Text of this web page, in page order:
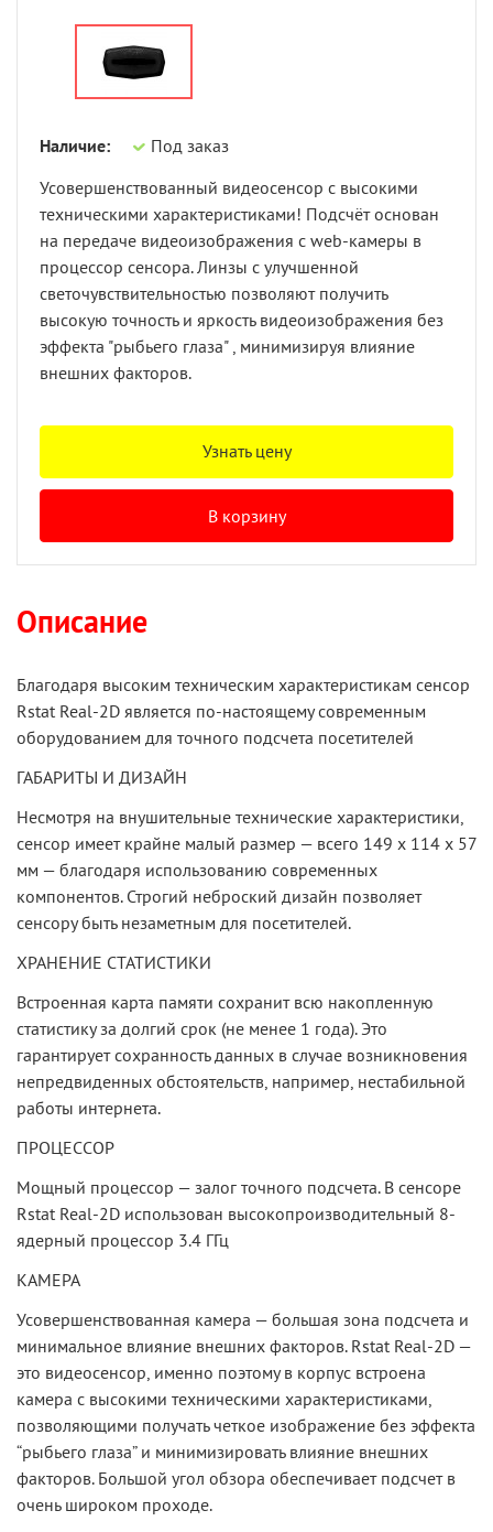
Наличие:
Под заказ
Усовершенствованный видеосенсор с высокими
техническими характеристиками! Подсчёт основан
на передаче видеоизображения с web-камеры в
процессор сенсора. Линзы с улучшенной
светочувствительностью позволяют получить
высокую точность и яркость видеоизображения без
эффекта "рыбьего глаза" , минимизируя влияние
внешних факторов.
Узнать цену
В корзину
Описание
Благодаря высоким техническим характеристикам сенсор
Rstat Real-2D является по-настоящему современным
оборудованием для точного подсчета посетителей
ГАБАРИТЫ И ДИЗАЙН
Несмотря на внушительные технические характеристики,
сенсор имеет крайне малый размер — всего 149 х 114 х 57
мм — благодаря использованию современных
компонентов. Строгий неброский дизайн позволяет
сенсору быть незаметным для посетителей.
ХРАНЕНИЕ СТАТИСТИКИ
Встроенная карта памяти сохранит всю накопленную
статистику за долгий срок (не менее 1 года). Это
гарантирует сохранность данных в случае возникновения
непредвиденных обстоятельств, например, нестабильной
работы интернета.
ПРОЦЕССОР
Мощный процессор — залог точного подсчета. В сенсоре
Rstat Real-2D использован высокопроизводительный 8-
ядерный процессор 3.4 ГГц
КАМЕРА
Усовершенствованная камера — большая зона подсчета и
минимальное влияние внешних факторов. Rstat Real-2D —
это видеосенсор, именно поэтому в корпус встроена
камера с высокими техническими характеристиками,
позволяющими получать четкое изображение без эффекта
“рыбьего глаза” и минимизировать влияние внешних
факторов. Большой угол обзора обеспечивает подсчет в
очень широком проходе.